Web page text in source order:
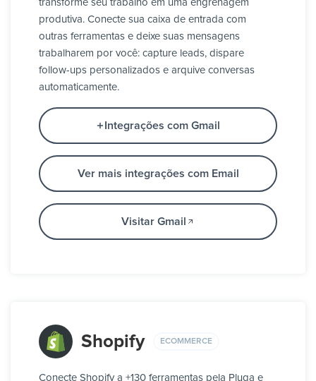
transforme seu trabalho em uma engrenagem
produtiva. Conecte sua caixa de entrada com
outras ferramentas e deixe suas mensagens
trabalharem por você: capture leads, dispare
follow-ups personalizados e arquive conversas
automaticamente.
Integrações com Gmail
Ver mais integrações com Email
Visitar Gmail
Shopify ECOMMERCE
Conecte Shopify a +130 ferramentas pela Pluga e